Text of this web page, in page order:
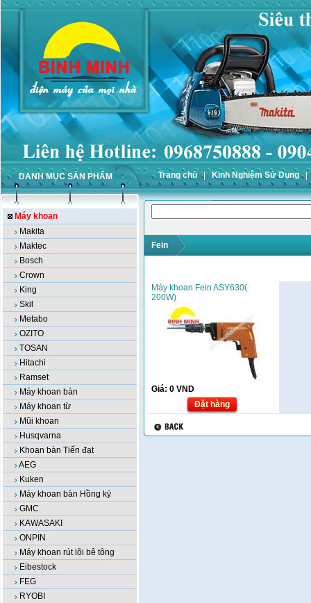
DANH MỤC SẢN PHẨM Trang chủ Kinh Nghiệm Sử Dụng
Máy khoan
Makita
Maktec
Bosch
Crown
King
Skil
Metabo
OZITO
TOSAN
Hitachi
Ramset
Máy khoan bàn
Máy khoan từ
Mũi khoan
Husqvarna
Khoan bàn Tiến đạt
AEG
Kuken
Máy khoan bàn Hồng ký
GMC
KAWASAKI
ONPIN
Máy khoan rút lõi bê tông
Eibestock
FEG
RYOBI
Fein
Máy khoan Fein ASY630(
200W)
Giá: 0 VND
Đặt hàng